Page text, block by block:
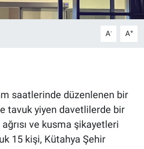
A- A+
saatlerinde düzenlenen bir
tavuk yiyen davetlilerde bir
ve kusma şikayetleri
15 kişi, Kütahya Şehir